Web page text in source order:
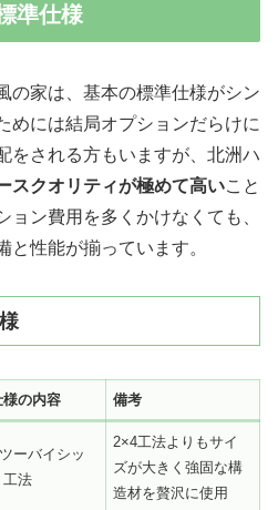
準仕様
の家は、基本の標準仕様がシン
めには結局オプションだらけに
をされる方もいますが、北洲ハ
スクオリティが極めて高いこと
ョン費用を多くかけなくても、
性能が揃っています。
様の内容 備考
ーバイシッ
工法
2×4工法よりもサイ
ズが大きく強固な構
造材を贅沢に使用